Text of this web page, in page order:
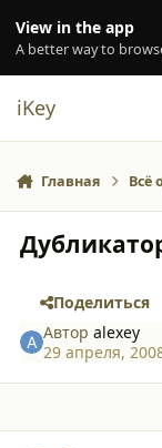
View in the app
A better way to
iKey
Главная Всё
Поделиться
Авторalexey
29 апреля,